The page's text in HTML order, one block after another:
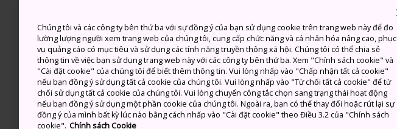
7 Aug (Thứ 6) Cao Thấp Lượng mưa
37° 18° 10%
Chúng tôi và các công ty bên thứ ba với sự đồng ý của bạn sử dụng cookie trên trang web này để đo
lường lượng người xem trang web của chúng tôi, cung cấp chức năng và cá nhân hóa nâng cao, phục
vụ quảng cáo có mục tiêu và sử dụng các tính năng truyền thông xã hội. Chúng tôi có thể chia sẻ
thông tin về việc bạn sử dụng trang web này với các công ty bên thứ ba. Xem "Chính sách cookie" và
"Cài đặt cookie" của chúng tôi để biết thêm thông tin. Vui lòng nhấp vào "Chấp nhận tất cả cookie"
nếu bạn đồng ý sử dụng tất cả cookie của chúng tôi. Vui lòng nhấp vào "Từ chối tất cả cookie" để từ
chối sử dụng tất cả cookie của chúng tôi. Vui lòng chuyển công tắc chọn sang trạng thái hoạt động
nếu bạn đồng ý sử dụng một phần cookie của chúng tôi. Ngoài ra, bạn có thể thay đổi hoặc rút lại sự
đồng ý của mình bất kỳ lúc nào bằng cách nhấp vào "Cài đặt cookie" theo Điều 3.2 của "Chính sách
cookie". Chính sách Cookie